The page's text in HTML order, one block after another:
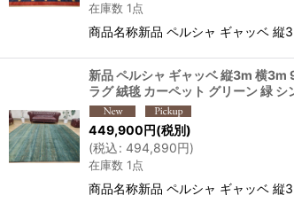
在庫数 1点
商品名称新品 ペルシャ ギャッベ
新品 ペルシャ ギャッベ 縦3m 横3m
ラグ 絨毯 カーペット グリーン 緑
449,900円(税別)
(税込: 494,890円)
在庫数 1点
商品名称新品 ペルシャ ギャッベ